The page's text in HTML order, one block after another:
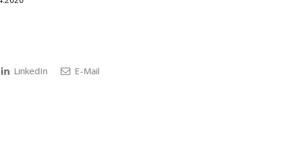
LinkedIn E-Mail